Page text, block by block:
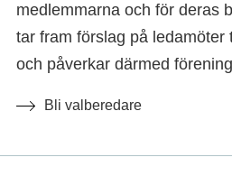
medlemmarna och för deras
tar fram förslag på ledamöter
och påverkar därmed
Bli valberedare